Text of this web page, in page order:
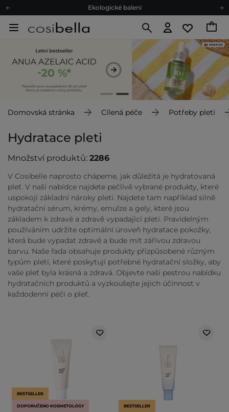
Ekologické balení
Doporučovací Program
Darkové karty
Ekologické balení
Domovská stránka Cílená péče Potřeby pleti
Hydratace pleti
Množství produktů: 2286
V Cosibelle naprosto chápeme, jak důležitá je hydratovaná
pleť. V naší nabídce najdete pečlivě vybrané produkty, které
uspokojí základní nároky pleti. Najdete tam například silně
hydratační sérum, krémy, emulze a gely, které jsou
základem k zdravé a zdravě vypadající pleti. Pravidelným
používáním udržíte optimální úroveň hydratace pokožky,
která bude vypadat zdravě a bude mít zářivou zdravou
barvu. Naše řada obsahuje produkty přizpůsobené různým
typům pleti, které poskytují potřebné hydratační složky, aby
vaše pleť byla krásná a zdravá. Objevte naši pestrou nabídku
hydratačních produktů a vyzkoušejte jejich účinnost v
každodenní péči o pleť.
BESTSELLER
DOPORUČENO KOSMETOLOGY BESTSELLER